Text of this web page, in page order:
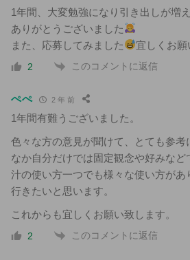
1年間、大変勉強になり引き出しが増え
ありがとうございました
また、応募してみました
宜しくお願
2 このコメントに返信
ぺぺ 2 年 前
1年間有難うございました。
色々な方の意見が聞けて、とても参
なか自分だけでは固定観念や好みなど
汁の使い方一つでも様々な使い方があ
行きたいと思います。
これからも宜しくお願い致します。
2 このコメントに返信